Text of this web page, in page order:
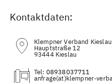
Kontaktdaten:
Klempner Verband Kieslau
Hauptstraße 12
93444 Kieslau
Tel: 08938037711
(at)